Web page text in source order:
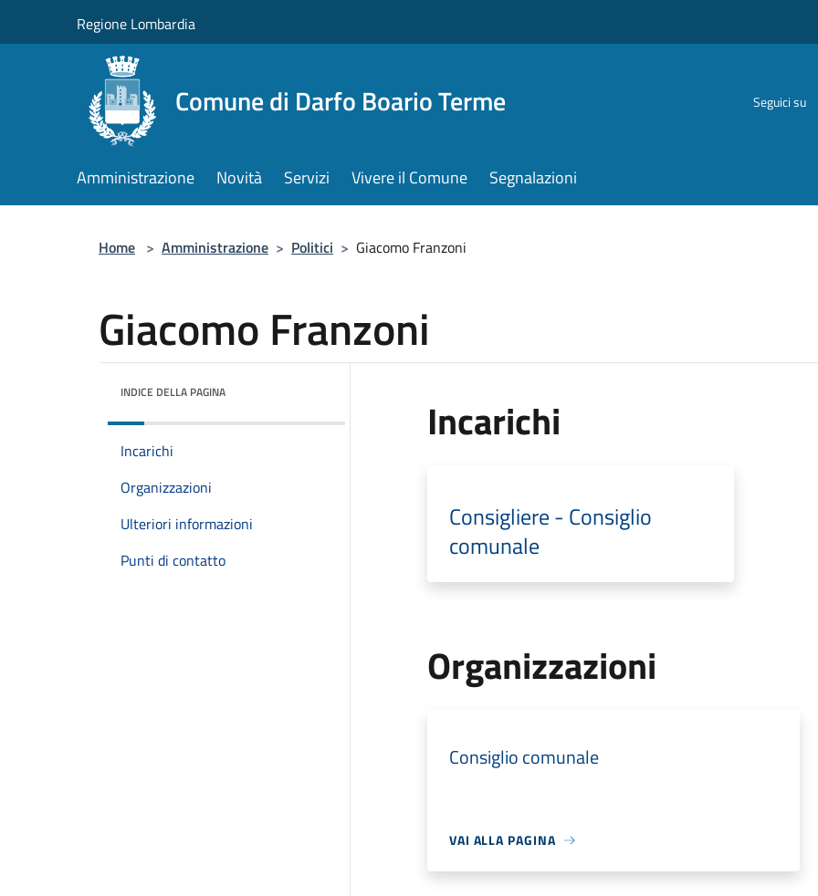
Regione Lombardia
Comune di Darfo Boario Terme Seguici su
Amministrazione Novità Servizi Vivere il Comune Segnalazioni
Home > Amministrazione > Politici > Giacomo Franzoni
Giacomo Franzoni
INDICE DELLA PAGINA
Incarichi
Organizzazioni
Ulteriori informazioni
Punti di contatto
Incarichi
Consigliere - Consiglio
comunale
Organizzazioni
Consiglio comunale
VAI ALLA PAGINA